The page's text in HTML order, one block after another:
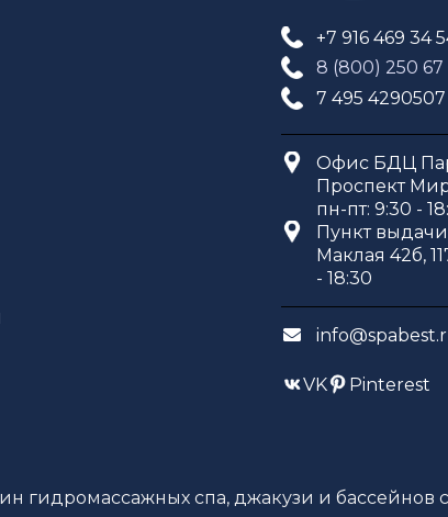
+7 916 469 34
8 (800) 250 67
7 495 4290507
Офис БДЦ
Проспект
пн-пт: 9:30 -
Пункт выдачи
Маклая 42б,
- 18:30
VK Pinterest
гидромассажных спа, джакузи и бассейнов